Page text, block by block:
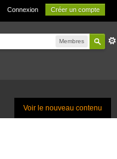
Connexion Créer un compte
Membres
Voir le nouveau contenu